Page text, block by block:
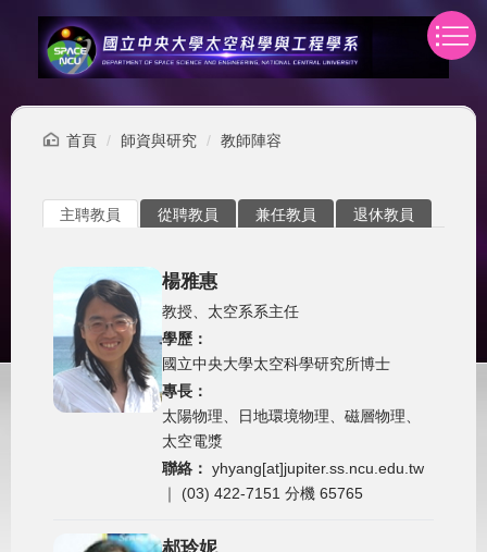
內
首頁 師資與研究 教師陣容
主聘教員 從聘教員 兼任教員 退休教員
楊雅惠
教授、太空系系主任
學歷：
國立中央大學太空科學研究所博士
專長：
太陽物理、日地環境物理、磁層物理、
太空電漿
聯絡： yhyang[at]jupiter.ss.ncu.edu.tw
｜ (03) 422-7151 分機 65765